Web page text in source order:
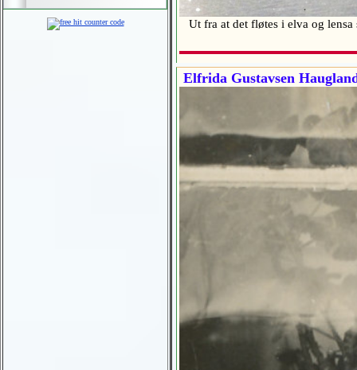
Ut fra at det fløtes i elva og
Elfrida Gustavsen